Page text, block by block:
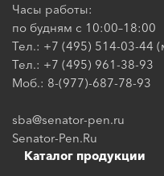
Часы работы:
по будням с 10:00–18:00
Тел.: +7 (495) 514-03-44
Тел.: +7 (495) 961-38-93
Моб.: 8-(977)-687-78-93
sba@senator-pen.ru
Senator-Pen.Ru
Каталог продукции